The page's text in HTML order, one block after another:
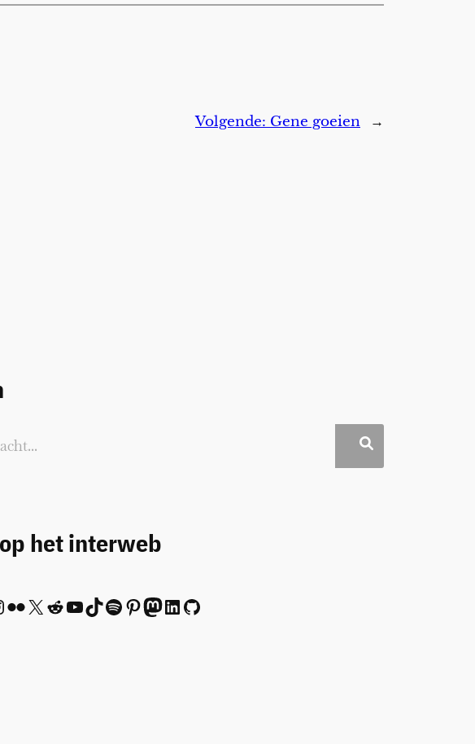
Volgende: Gene goeien →
het interweb
Flickr X Reddit YouTube TikTok Spotify Pinterest Mastodon LinkedIn GitHub